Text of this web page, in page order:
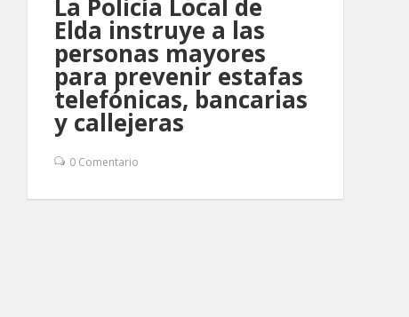
La Policía Local de
Elda instruye a las
personas mayores
para prevenir estafas
telefónicas, bancarias
y callejeras
0 Comentario